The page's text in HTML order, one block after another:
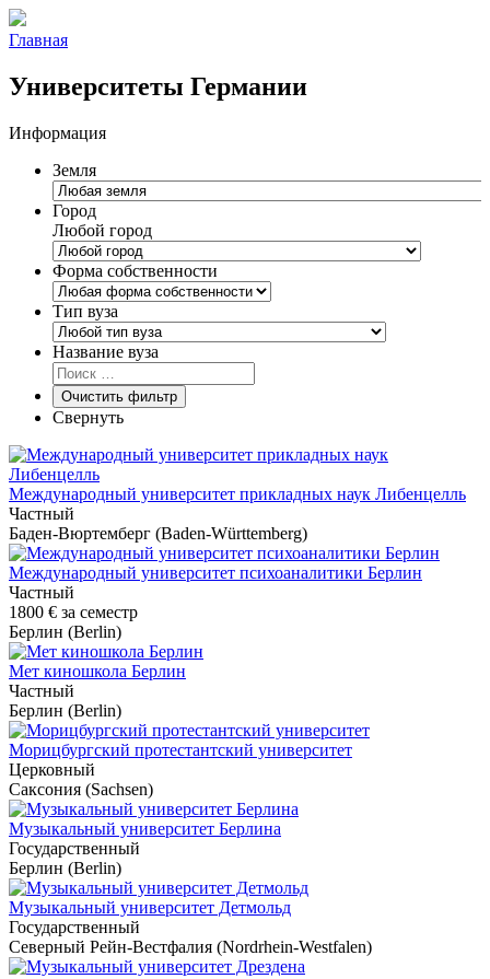
Главная
Университеты Германии
Информация
Земля
Город
Любой город
Форма собственности
Тип вуза
Название вуза
Очистить фильтр
Свернуть
Международный университет прикладных наук Либенцелль
Частный
Баден-Вюртемберг (Baden-Württemberg)
Международный университет психоаналитики Берлин
Частный
1800 € за семестр
Берлин (Berlin)
Мет киношкола Берлин
Частный
Берлин (Berlin)
Морицбургский протестантский университет
Церковный
Саксония (Sachsen)
Музыкальный университет Берлина
Государственный
Берлин (Berlin)
Музыкальный университет Детмольд
Государственный
Северный Рейн-Вестфалия (Nordrhein-Westfalen)